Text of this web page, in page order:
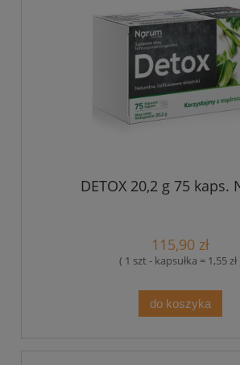
DETOX 20,2 g 75 kaps.
115,90 zł
( 1 szt - kapsułka = 1,55 zł
do koszyka